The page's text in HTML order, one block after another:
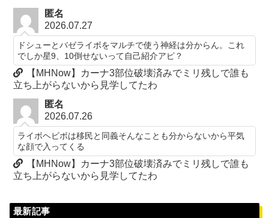
匿名
2026.07.27
ドシューとバゼライボをマルチで使う神経は分からん。これ
でしか星9、10倒せないって自己紹介アピ？
【MHNow】カーナ3部位破壊済みでミリ残しで誰も
立ち上がらないから見学してたわ
匿名
2026.07.26
ライボヘビボは移民と同義そんなことも分からないから平気
な顔で入ってくる
【MHNow】カーナ3部位破壊済みでミリ残しで誰も
立ち上がらないから見学してたわ
最新記事